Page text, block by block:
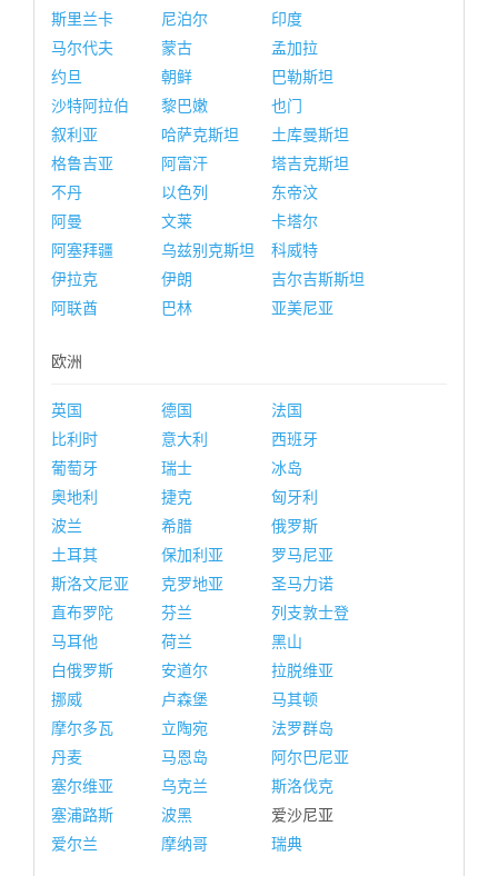
斯里兰卡
尼泊尔
印度
马尔代夫
蒙古
孟加拉
约旦
朝鲜
巴勒斯坦
沙特阿拉伯
黎巴嫩
也门
叙利亚
哈萨克斯坦
土库曼斯坦
格鲁吉亚
阿富汗
塔吉克斯坦
不丹
以色列
东帝汶
阿曼
文莱
卡塔尔
阿塞拜疆
乌兹别克斯坦
科威特
伊拉克
伊朗
吉尔吉斯斯坦
阿联酋
巴林 亚美尼亚
欧洲
英国 德国
法国
比利时
意大利
西班牙
葡萄牙
瑞士
冰岛
奥地利
捷克
匈牙利
波兰
希腊
俄罗斯
土耳其
保加利亚
罗马尼亚
斯洛文尼亚
克罗地亚
圣马力诺
直布罗陀
芬兰
列支敦士登
马耳他
荷兰
黑山
白俄罗斯
安道尔
拉脱维亚
挪威
卢森堡
马其顿
摩尔多瓦
立陶宛
法罗群岛
丹麦
马恩岛
阿尔巴尼亚
塞尔维亚
乌克兰
斯洛伐克
塞浦路斯
波黑
爱沙尼亚
爱尔兰
摩纳哥 瑞典